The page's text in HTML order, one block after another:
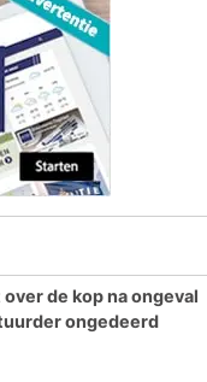
de kop na ongeval
ongedeerd